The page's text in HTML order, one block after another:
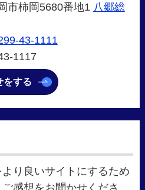
市柿岡5680番地1 八郷総
43-1111
1117
をする
り良いサイトにするため
感想をお聞かせくださ